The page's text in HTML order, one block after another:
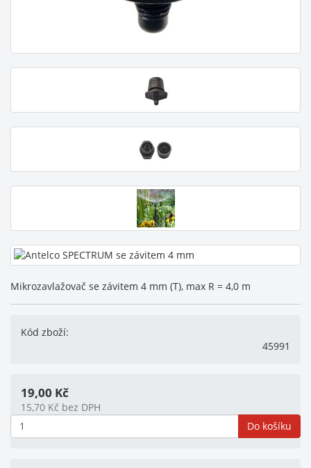
Mikrozavlažovač se závitem 4 mm (T), max R = 4,0 m
Kód zboží:
45991
19,00 Kč
15,70 Kč bez DPH
Do košíku